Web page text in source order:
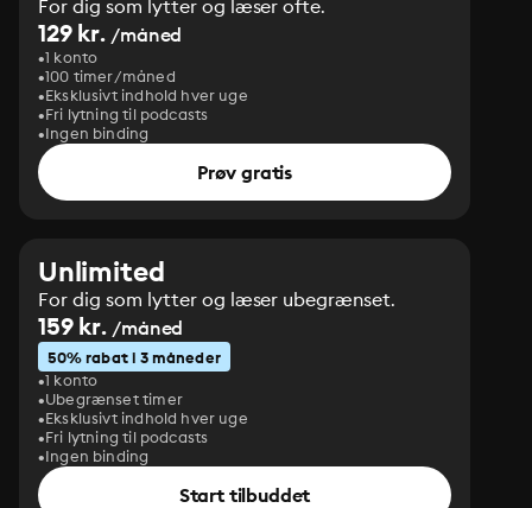
For dig som lytter og læser ofte.
129 kr. /måned
1 konto
100 timer/måned
Eksklusivt indhold hver uge
Fri lytning til podcasts
Ingen binding
Prøv gratis
Unlimited
For dig som lytter og læser ubegrænset.
159 kr. /måned
50% rabat i 3 måneder
1 konto
Ubegrænset timer
Eksklusivt indhold hver uge
Fri lytning til podcasts
Ingen binding
Start tilbuddet